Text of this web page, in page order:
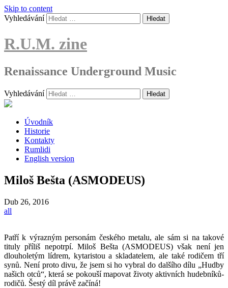
Skip to content
Vyhledávání
R.U.M. zine
Renaissance Underground Music
Vyhledávání
Úvodník
Historie
Kontakty
Rumlidi
English version
Miloš Bešta (ASMODEUS)
Dub 26, 2016
all
Patří k výrazným personám českého metalu, ale sám si na takové
tituly příliš nepotrpí. Miloš Bešta (ASMODEUS) však není jen
dlouholetým lídrem, kytaristou a skladatelem, ale také rodičem tří
synů. Není proto divu, že jsem si ho vybral do dalšího dílu „Hudby
našich otců“, která se pokouší mapovat životy aktivních hudebníků-
rodičů. Šestý díl právě začíná!